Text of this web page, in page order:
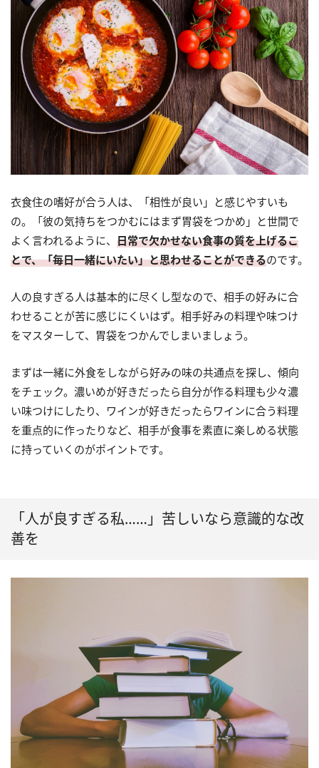
衣食住の嗜好が合う人は、「相性が良い」と感じやすいも
の。「彼の気持ちをつかむにはまず胃袋をつかめ」と世間で
よく言われるように、 日常で欠かせない食事の質を上げるこ
とで、「毎日一緒にいたい」と思わせることができるのです。
人の良すぎる人は基本的に尽くし型なので、相手の好みに合
わせることが苦に感じにくいはず。相手好みの料理や味つけ
をマスターして、胃袋をつかんでしまいましょう。
まずは一緒に外食をしながら好みの味の共通点を探し、傾向
をチェック。濃いめが好きだったら自分が作る料理も少々濃
い味つけにしたり、ワインが好きだったらワインに合う料理
を重点的に作ったりなど、相手が食事を素直に楽しめる状態
に持っていくのがポイントです。
「人が良すぎる私……」苦しいなら意識的な改
善を